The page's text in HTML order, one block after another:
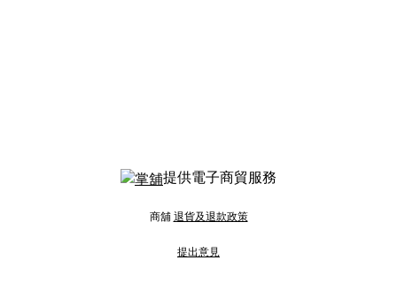
提供電子商貿服務
商舖 退貨及退款政策
提出意見